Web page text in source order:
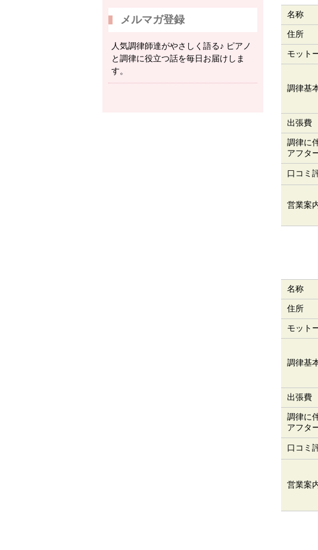
メルマガ登録
人気調律師達がやさしく語る♪ ピアノ
と調律に役立つ話を毎日お届けしま
す。
名称
住所
モット
調律基
出張費
調律に
アフタ
口コミ
営業案
名称
住所
モット
調律基
出張費
調律に
アフタ
口コミ
営業案